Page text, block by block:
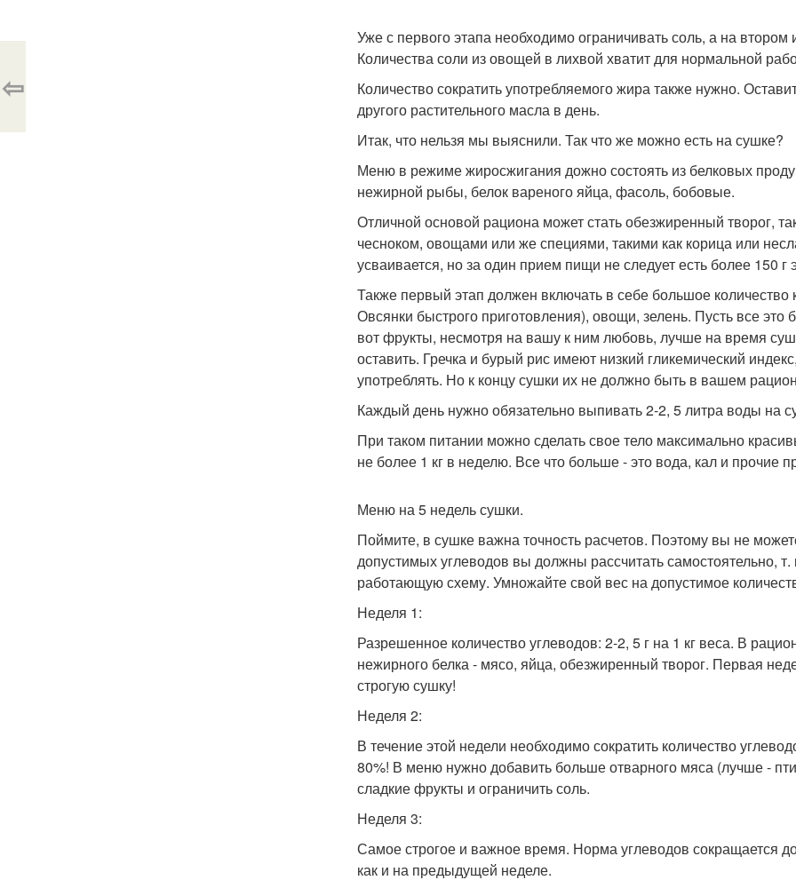
Уже с первого этапа необходимо ограничивать соль, а на втором
Количества соли из овощей в лихвой хватит для нормальной
Количество сократить употребляемого жира также нужно.
другого растительного масла в день.
Итак, что нельзя мы выяснили. Так что же можно есть на сушке?
Меню в режиме жиросжигания дожно состоять из белковых
нежирной рыбы, белок вареного яйца, фасоль, бобовые.
Отличной основой рациона может стать обезжиренный творог,
чесноком, овощами или же специями, такими как корица или
усваивается, но за один прием пищи не следует есть более 150 г
Также первый этап должен включать в себе большое количество
Овсянки быстрого приготовления), овощи, зелень. Пусть все
вот фрукты, несмотря на вашу к ним любовь, лучше на время
оставить. Гречка и бурый рис имеют низкий гликемический
употреблять. Но к концу сушки их не должно быть в вашем
Каждый день нужно обязательно выпивать 2-2, 5 литра воды на
При таком питании можно сделать свое тело максимально
не более 1 кг в неделю. Все что больше - это вода, кал и прочие
Меню на 5 недель сушки.
Поймите, в сушке важна точность расчетов. Поэтому вы не
допустимых углеводов вы должны рассчитать самостоятельно,
работающую схему. Умножайте свой вес на допустимое
Неделя 1:
Разрешенное количество углеводов: 2-2, 5 г на 1 кг веса. В
нежирного белка - мясо, яйца, обезжиренный творог. Первая
строгую сушку!
Неделя 2:
В течение этой недели необходимо сократить количество
80%! В меню нужно добавить больше отварного мяса (лучше -
сладкие фрукты и ограничить соль.
Неделя 3:
Самое строгое и важное время. Норма углеводов сокращается
как и на предыдущей неделе.
⇦